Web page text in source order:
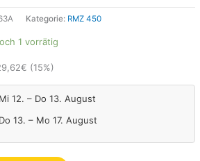
Kategorie: RMZ 450
1 vorrätig
€ (15%)
12. – Do 13. August
13. – Mo 17. August